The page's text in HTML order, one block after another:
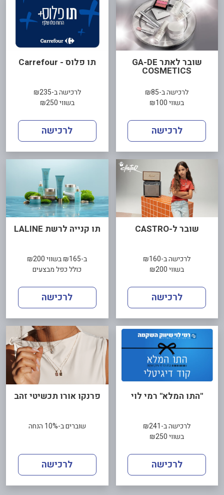
שובר לאתר GA-DE
COSMETICS
לרכישה ב-₪85
בשווי ₪100
לרכישה
תו פלוס - Carrefour
לרכישה ב-₪235
בשווי ₪250
לרכישה
שובר ל-CASTRO
לרכישה ב-₪160
בשווי ₪200
לרכישה
תו קנייה לרשת LALINE
ב-₪165 בשווי ₪200
כולל כפל מבצעים
לרכישה
"התו המלא" רמי לוי
לרכישה ב-₪241
בשווי ₪250
לרכישה
פרנקו אורו תכשיטי זהב
שוברים ב-10% הנחה
לרכישה